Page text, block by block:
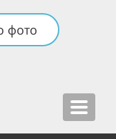
фото
Toggle